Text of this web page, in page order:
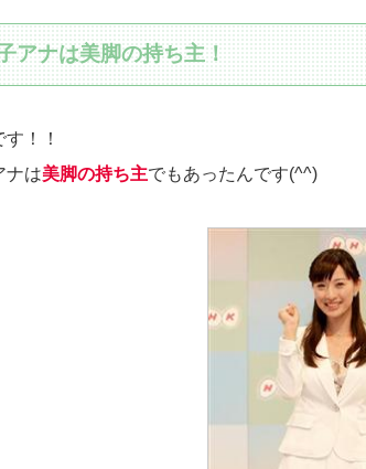
アナは美脚の持ち主！
！！
ナは美脚の持ち主でもあったんです(^^)